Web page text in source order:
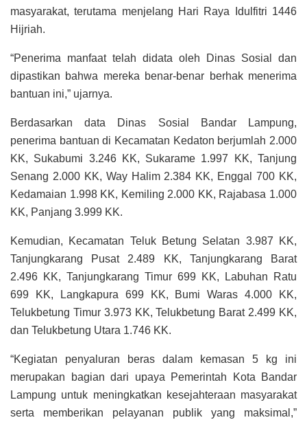
masyarakat, terutama menjelang Hari Raya Idulfitri 1446
Hijriah.
“Penerima manfaat telah didata oleh Dinas Sosial dan
dipastikan bahwa mereka benar-benar berhak menerima
bantuan ini,” ujarnya.
Berdasarkan data Dinas Sosial Bandar Lampung,
penerima bantuan di Kecamatan Kedaton berjumlah 2.000
KK, Sukabumi 3.246 KK, Sukarame 1.997 KK, Tanjung
Senang 2.000 KK, Way Halim 2.384 KK, Enggal 700 KK,
Kedamaian 1.998 KK, Kemiling 2.000 KK, Rajabasa 1.000
KK, Panjang 3.999 KK.
Kemudian, Kecamatan Teluk Betung Selatan 3.987 KK,
Tanjungkarang Pusat 2.489 KK, Tanjungkarang Barat
2.496 KK, Tanjungkarang Timur 699 KK, Labuhan Ratu
699 KK, Langkapura 699 KK, Bumi Waras 4.000 KK,
Telukbetung Timur 3.973 KK, Telukbetung Barat 2.499 KK,
dan Telukbetung Utara 1.746 KK.
“Kegiatan penyaluran beras dalam kemasan 5 kg ini
merupakan bagian dari upaya Pemerintah Kota Bandar
Lampung untuk meningkatkan kesejahteraan masyarakat
serta memberikan pelayanan publik yang maksimal,”